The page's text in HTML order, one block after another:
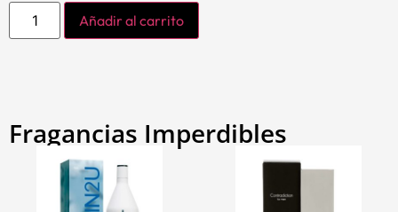
Añadir al carrito
Fragancias Imperdibles